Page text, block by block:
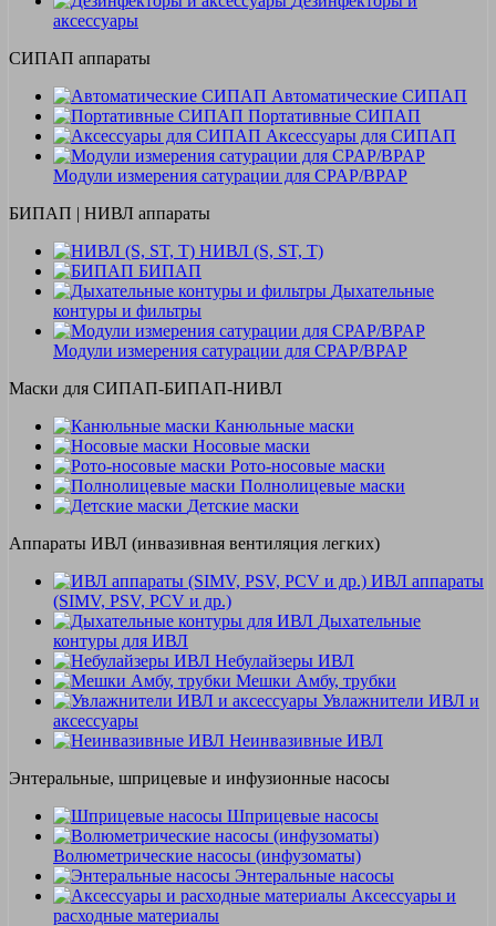
аксессуары
СИПАП аппараты
Автоматические СИПАП
Портативные СИПАП
Аксессуары для СИПАП
Модули измерения сатурации для CPAP/BPAP
БИПАП | НИВЛ аппараты
НИВЛ (S, ST, T)
БИПАП
Дыхательные
контуры и фильтры
Модули измерения сатурации для CPAP/BPAP
Маски для СИПАП-БИПАП-НИВЛ
Канюльные маски
Носовые маски
Рото-носовые маски
Полнолицевые маски
Детские маски
Аппараты ИВЛ (инвазивная вентиляция легких)
ИВЛ аппараты
(SIMV, PSV, PCV и др.)
Дыхательные
контуры для ИВЛ
Небулайзеры ИВЛ
Мешки Амбу, трубки
Увлажнители ИВЛ и
аксессуары
Неинвазивные ИВЛ
Энтеральные, шприцевые и инфузионные насосы
Шприцевые насосы
Волюметрические насосы (инфузоматы)
Энтеральные насосы
Аксессуары и
расходные материалы